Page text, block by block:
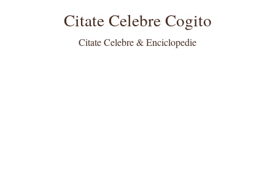
Citate Celebre Cogito
Citate Celebre & Enciclopedie